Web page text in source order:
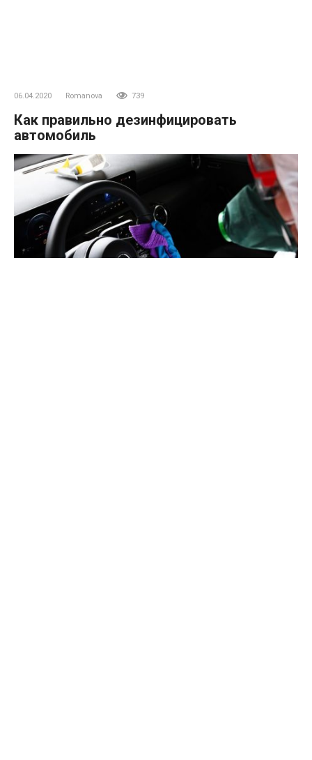
06.04.2020 Romanova 739
Как правильно дезинфицировать
автомобиль